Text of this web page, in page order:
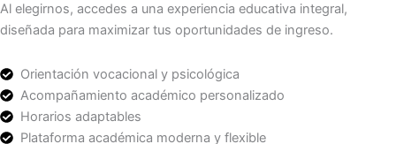
Al elegirnos, accedes a una experiencia educativa integral,
diseñada para maximizar tus oportunidades de ingreso.
Orientación vocacional y psicológica
Acompañamiento académico personalizado
Horarios adaptables
Plataforma académica moderna y flexible